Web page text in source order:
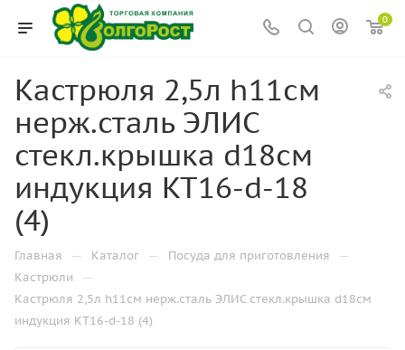
0
Кастрюля 2,5л h11см
нерж.сталь ЭЛИС
стекл.крышка d18см
индукция KT16-d-18
(4)
Главная — Каталог — Посуда для приготовления —
Кастрюли —
Кастрюля 2,5л h11см нерж.сталь ЭЛИС стекл.крышка d18см
индукция KT16-d-18 (4)